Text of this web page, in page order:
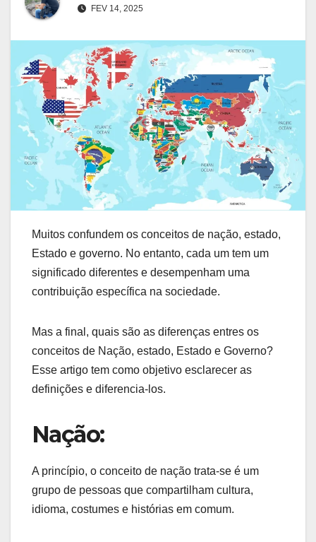
FEV 14, 2025
Muitos confundem os conceitos de nação, estado,
Estado e governo. No entanto, cada um tem um
significado diferentes e desempenham uma
contribuição específica na sociedade.
Mas a final, quais são as diferenças entres os
conceitos de Nação, estado, Estado e Governo?
Esse artigo tem como objetivo esclarecer as
definições e diferencia-los.
Nação:
A princípio, o conceito de nação trata-se é um
grupo de pessoas que compartilham cultura,
idioma, costumes e histórias em comum.